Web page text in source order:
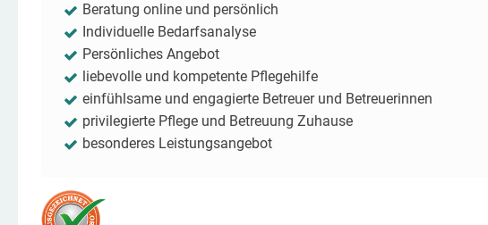
Beratung online und persönlich
Individuelle Bedarfsanalyse
Persönliches Angebot
liebevolle und kompetente Pflegehilfe
einfühlsame und engagierte Betreuer und Betreuerinnen
privilegierte Pflege und Betreuung Zuhause
besonderes Leistungsangebot